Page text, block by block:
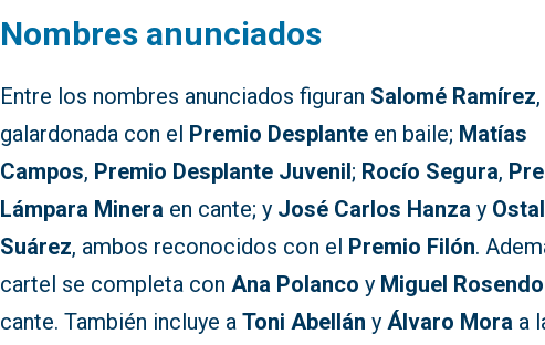
Nombres anunciados
Entre los nombres anunciados figuran Salomé Ramírez,
galardonada con el Premio Desplante en baile; Matías
Campos, Premio Desplante Juvenil; Rocío Segura,
Lámpara Minera en cante; y José Carlos Hanza y
Suárez, ambos reconocidos con el Premio Filón.
cartel se completa conAna Polanco y Miguel Rosendo
cante. También incluye aToni Abellán yÁlvaro Mora a